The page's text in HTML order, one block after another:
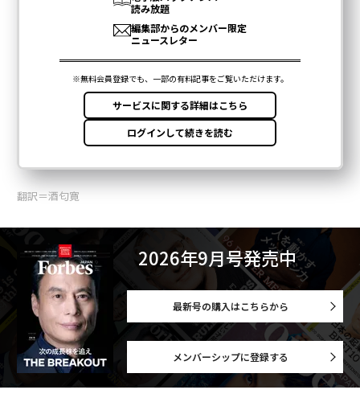
翻訳＝酒匂寛
2026年9月号発売中
最新号の購入はこちらから
メンバーシップに登録する